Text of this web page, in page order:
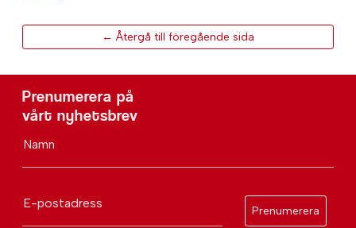
← Återgå till föregående sida
Prenumerera på
vårt nyhetsbrev
Namn
E-postadress
Prenumerera